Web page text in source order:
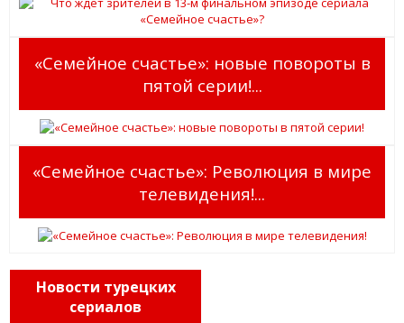
«Семейное счастье»: новые повороты в
пятой серии!...
«Семейное счастье»: Революция в мире
телевидения!...
Новости турецких
сериалов